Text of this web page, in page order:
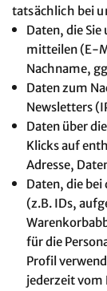
tatsächlich bei
Daten, die
mitteilen (E-
Nachname,
Daten zum
Newsletters
Daten über
Klicks auf
Adresse,
Daten, die
(z.B. IDs,
für die
Profil
jederzeit